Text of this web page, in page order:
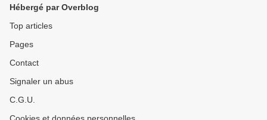
Hébergé par Overblog
Top articles
Pages
Contact
Signaler un abus
C.G.U.